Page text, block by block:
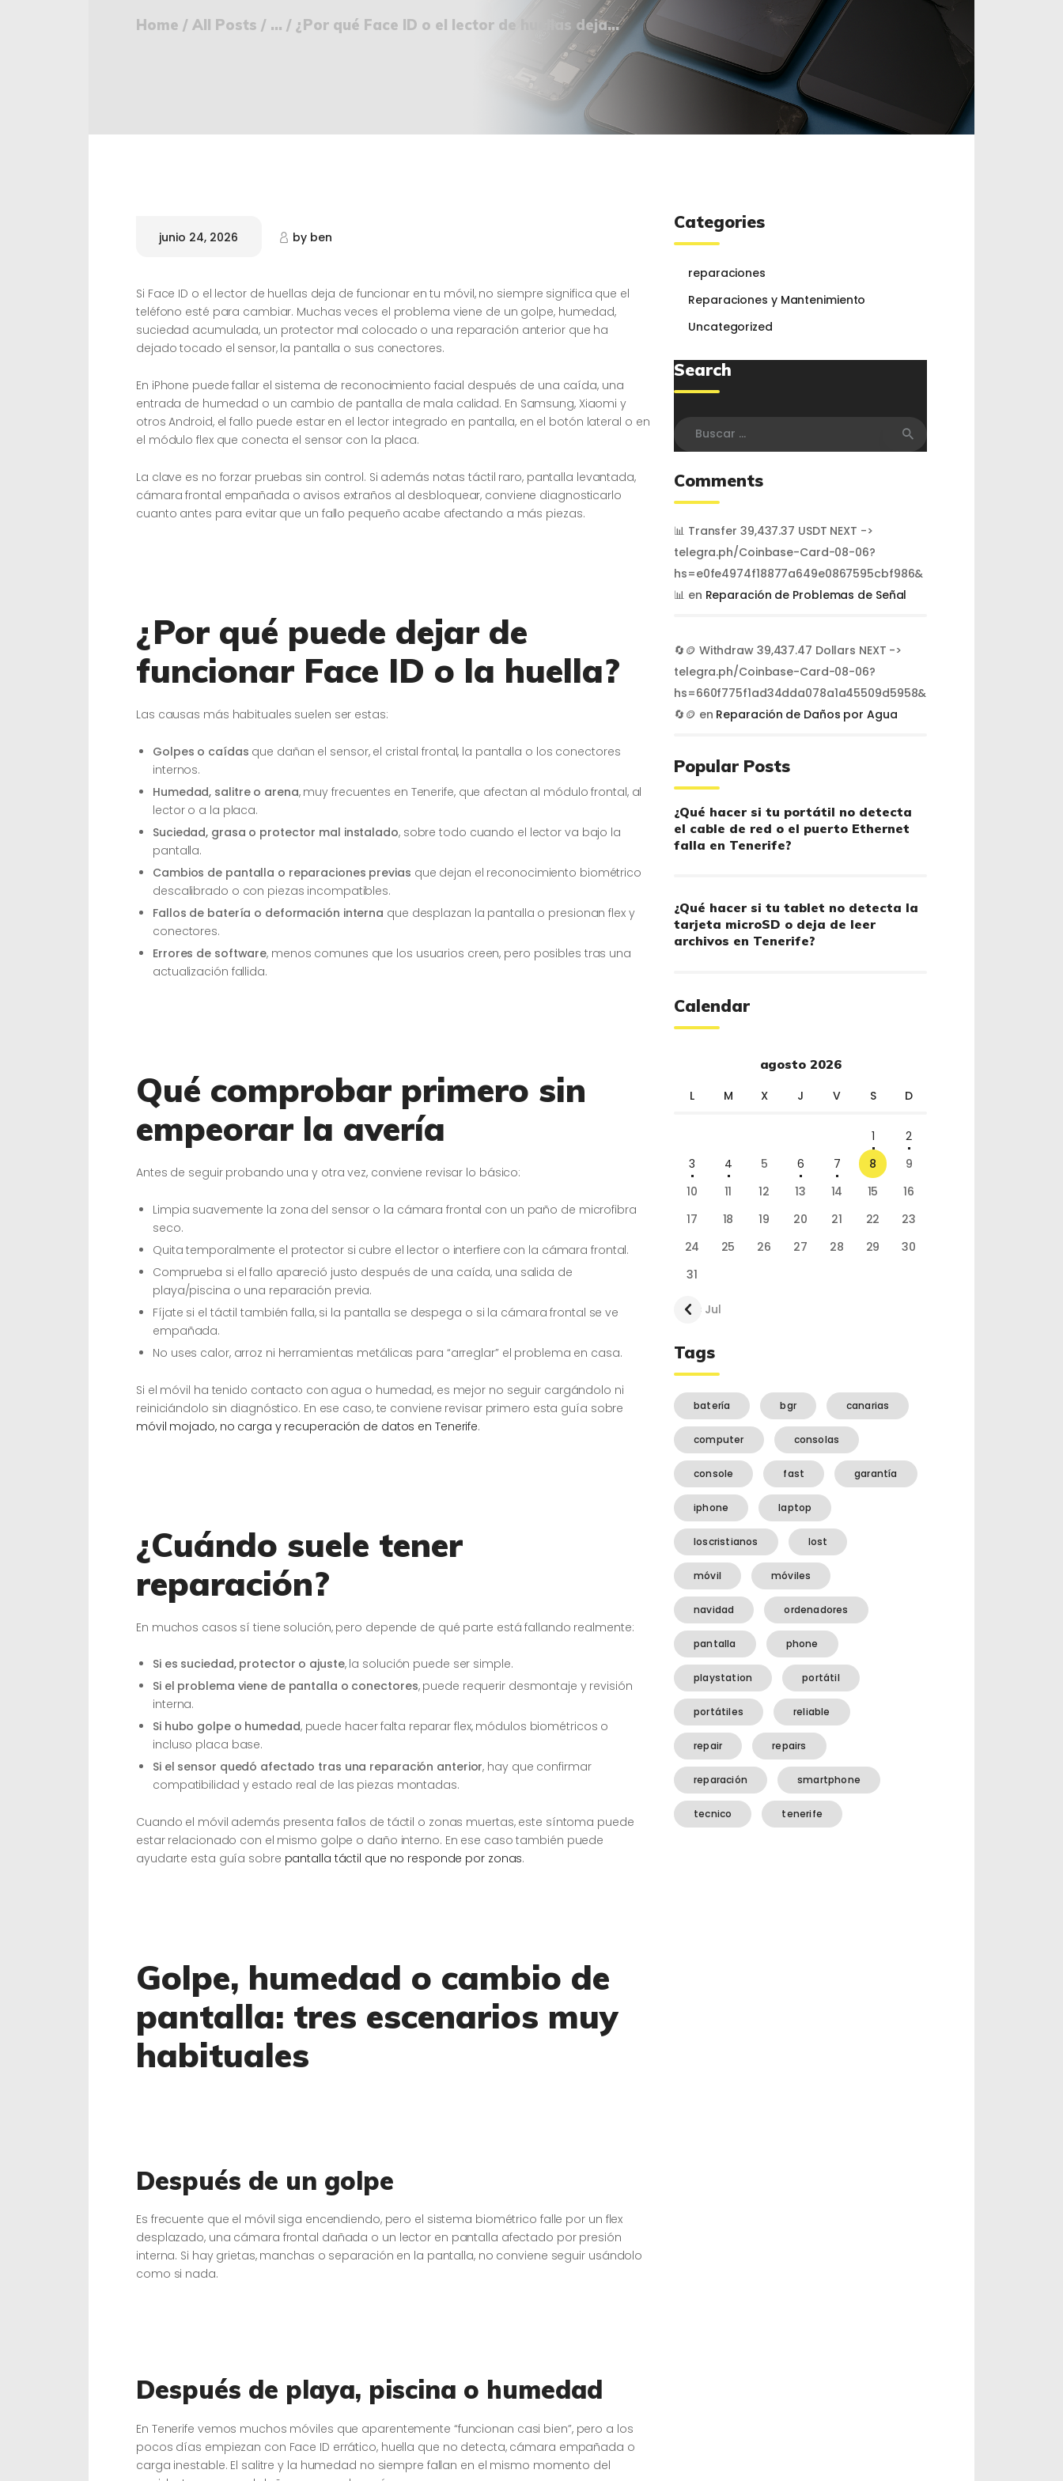
Home All Posts ... ¿Por qué Face ID o el lector de huellas deja...
🔒 POLÍTICA DE
junio 24, 2026 byben
Si Face ID o el lector de huellas deja de funcionar en tu móvil, no siempre significa que el
teléfono esté para cambiar. Muchas veces el problema viene de un golpe, humedad,
suciedad acumulada, un protector mal colocado o una reparación anterior que ha
dejado tocado el sensor, la pantalla o sus conectores.
En iPhone puede fallar el sistema de reconocimiento facial después de una caída, una
entrada de humedad o un cambio de pantalla de mala calidad. En Samsung, Xiaomi y
otros Android, el fallo puede estar en el lector integrado en pantalla, en el botón lateral o en
el módulo flex que conecta el sensor con la placa.
La clave es no forzar pruebas sin control. Si además notas táctil raro, pantalla levantada,
cámara frontal empañada o avisos extraños al desbloquear, conviene diagnosticarlo
cuanto antes para evitar que un fallo pequeño acabe afectando a más piezas.
¿Por qué puede dejar de
funcionar Face ID o la huella?
Las causas más habituales suelen ser estas:
Golpes o caídas que dañan el sensor, el cristal frontal, la pantalla o los conectores
internos.
Humedad, salitre o arena, muy frecuentes en Tenerife, que afectan al módulo frontal, al
lector o a la placa.
Suciedad, grasa o protector mal instalado, sobre todo cuando el lector va bajo la
pantalla.
Cambios de pantalla o reparaciones previas que dejan el reconocimiento biométrico
descalibrado o con piezas incompatibles.
Fallos de batería o deformación interna que desplazan la pantalla o presionan flex y
conectores.
Errores de software, menos comunes que los usuarios creen, pero posibles tras una
actualización fallida.
Qué comprobar primero sin
empeorar la avería
Antes de seguir probando una y otra vez, conviene revisar lo básico:
Limpia suavemente la zona del sensor o la cámara frontal con un paño de microfibra
seco.
Quita temporalmente el protector si cubre el lector o interfiere con la cámara frontal.
Comprueba si el fallo apareció justo después de una caída, una salida de
playa/piscina o una reparación previa.
Fíjate si el táctil también falla, si la pantalla se despega o si la cámara frontal se ve
empañada.
No uses calor, arroz ni herramientas metálicas para “arreglar” el problema en casa.
Si el móvil ha tenido contacto con agua o humedad, es mejor no seguir cargándolo ni
reiniciándolo sin diagnóstico. En ese caso, te conviene revisar primero esta guía sobre
móvil mojado, no carga y recuperación de datos en Tenerife.
¿Cuándo suele tener
reparación?
En muchos casos sí tiene solución, pero depende de qué parte está fallando realmente:
Si es suciedad, protector o ajuste, la solución puede ser simple.
Si el problema viene de pantalla o conectores, puede requerir desmontaje y revisión
interna.
Si hubo golpe o humedad, puede hacer falta reparar flex, módulos biométricos o
incluso placa base.
Si el sensor quedó afectado tras una reparación anterior, hay que confirmar
compatibilidad y estado real de las piezas montadas.
Cuando el móvil además presenta fallos de táctil o zonas muertas, este síntoma puede
estar relacionado con el mismo golpe o daño interno. En ese caso también puede
ayudarte esta guía sobre pantalla táctil que no responde por zonas.
Golpe, humedad o cambio de
pantalla: tres escenarios muy
habituales
Después de un golpe
Es frecuente que el móvil siga encendiendo, pero el sistema biométrico falle por un flex
desplazado, una cámara frontal dañada o un lector en pantalla afectado por presión
interna. Si hay grietas, manchas o separación en la pantalla, no conviene seguir usándolo
como si nada.
Después de playa, piscina o humedad
En Tenerife vemos muchos móviles que aparentemente “funcionan casi bien”, pero a los
pocos días empiezan con Face ID errático, huella que no detecta, cámara empañada o
carga inestable. El salitre y la humedad no siempre fallan en el mismo momento del
Categories
reparaciones
Reparaciones y Mantenimiento
Uncategorized
Search
Comments
📊 Transfer 39,437.37 USDT NEXT ->
telegra.ph/Coinbase-Card-08-06?
hs=e0fe4974f18877a649e0867595cbf986&
📊 en Reparación de Problemas de Señal
🔄🪙 Withdraw 39,437.47 Dollars NEXT ->
telegra.ph/Coinbase-Card-08-06?
hs=660f775f1ad34dda078a1a45509d5958&
🔄🪙 en Reparación de Daños por Agua
Popular Posts
¿Qué hacer si tu portátil no detecta
el cable de red o el puerto Ethernet
falla en Tenerife?
¿Qué hacer si tu tablet no detecta la
tarjeta microSD o deja de leer
archivos en Tenerife?
Calendar
agosto 2026
L M X J V S D
1
2
3
4 5 6 7 8
9
10
11 12 13 14 15
16
17
18 19 20 21 22
23
24
25 26 27 28 29
30
31
« Jul
Tags
batería bgr canarias
computer consolas
console fast garantía
iphone laptop
loscristianos lost
móvil móviles
navidad ordenadores
pantalla phone
playstation portátil
portátiles reliable
repair repairs
reparación smartphone
tecnico tenerife